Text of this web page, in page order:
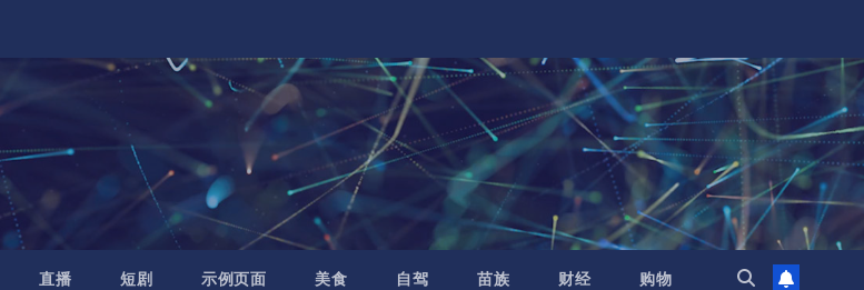
直播 短剧 示例页面 美食 自驾 苗族 财经 购物